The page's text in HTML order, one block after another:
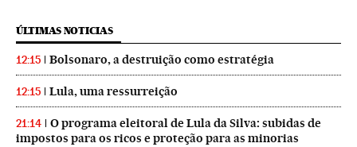
ÚLTIMAS NOTICIAS
12:15 Bolsonaro, a destruição como estratégia
12:15 Lula, uma ressurreição
21:14
O programa eleitoral de Lula da Silva: subidas de
impostos para os ricos e proteção para as minorias